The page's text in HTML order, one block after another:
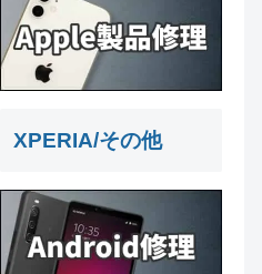
XPERIA/その他